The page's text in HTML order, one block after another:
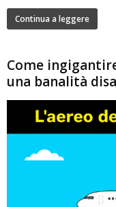
Continua a leggere
Come
una banalità